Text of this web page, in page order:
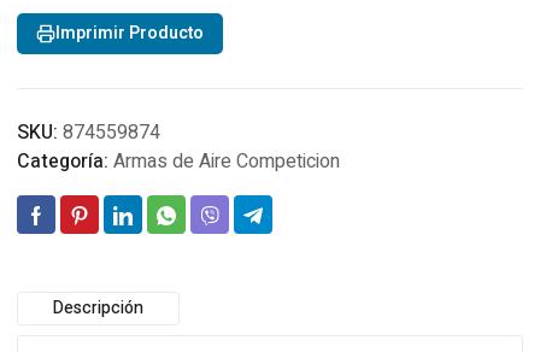
Imprimir Producto
SKU: 874559874
Categoría: Armas de Aire Competicion
Descripción